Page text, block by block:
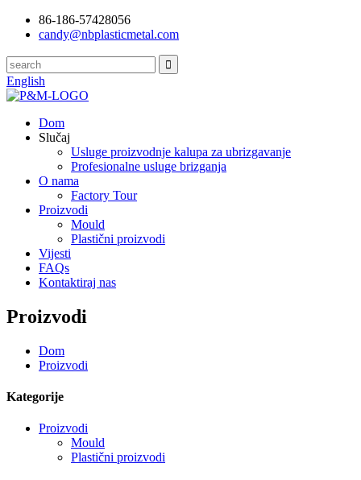
86-186-57428056
candy@nbplasticmetal.com
English
Dom
Slučaj
Usluge proizvodnje kalupa za ubrizgavanje
Profesionalne usluge brizganja
O nama
Factory Tour
Proizvodi
Mould
Plastični proizvodi
Vijesti
FAQs
Kontaktiraj nas
Proizvodi
Dom
Proizvodi
Kategorije
Proizvodi
Mould
Plastični proizvodi